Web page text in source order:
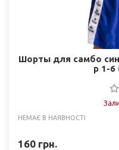
Шорты для самбо
р 1-6
НЕМАЄ В НАЯВНОСТІ
160 грн.